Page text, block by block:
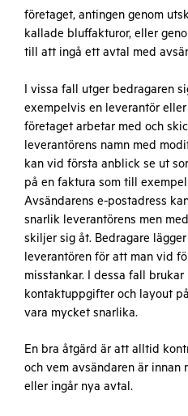
företaget, antingen genom
kallade bluffakturor, eller
till att ingå ett avtal med
I vissa fall utger bedragaren
exempelvis en leverantör
företaget arbetar med och
leverantörens namn med
kan vid första anblick se ut
på en faktura som till
Avsändarens e-postadress
snarlik leverantörens men
skiljer sig åt. Bedragare
leverantören för att man vid
misstankar. I dessa fall brukar
kontaktuppgifter och layout
vara mycket snarlika.
En bra åtgärd är att alltid
och vem avsändaren är innan
eller ingår nya avtal.